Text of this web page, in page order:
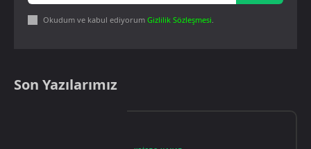
Okudum ve kabul ediyorum Gizlilik Sözleşmesi.
Son Yazılarımız